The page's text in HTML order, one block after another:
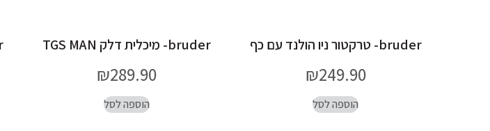
bruder- טרקטור ניו הולנד עם כף
₪249.90
הוספה לסל
bruder- מיכלית דלק TGS MAN
₪289.90
הוספה לסל